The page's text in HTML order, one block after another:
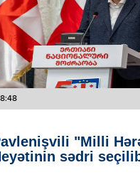
"Milli
sədri